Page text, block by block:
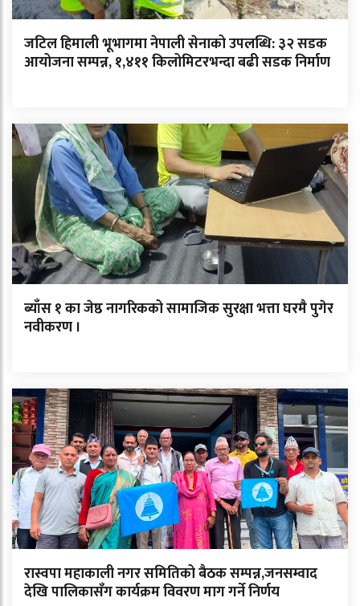
जटिल हिमाली भूभागमा नेपाली सेनाको उपलब्धि: ३२ सडक
आयोजना सम्पन्न, १,४११ किलोमिटरभन्दा बढी सडक निर्माण
ब्याँस १ का जेष्ठ नागरिकको सामाजिक सुरक्षा भत्ता घरमै पुगेर
नवीकरण ।
रास्वपा महाकाली नगर समितिको बैठक सम्पन्न,जनसम्वाद
देखि पालिकासँग कार्यक्रम विवरण माग गर्ने निर्णय